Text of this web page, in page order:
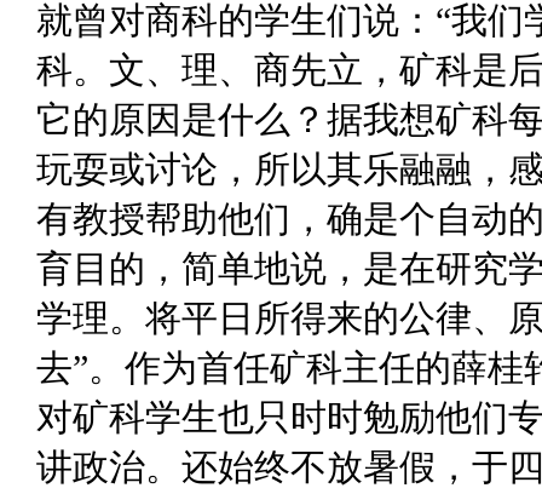
就曾对商科的学生们说：“我
科。文、理、商先立，矿科是
它的原因是什么？据我想矿科
玩耍或讨论，所以其乐融融，
有教授帮助他们，确是个自动
育目的，简单地说，是在研究
学理。将平日所得来的公律、
去”。作为首任矿科主任的薛
对矿科学生也只时时勉励他们
讲政治。还始终不放暑假，于